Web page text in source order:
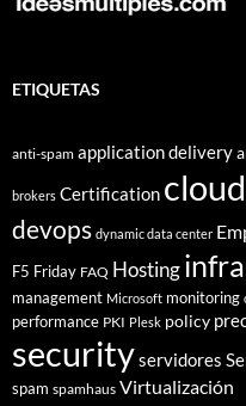
ETIQUETAS
anti-spam application delivery
brokers Certification cloud
devops dynamic data center
F5 Friday FAQ Hosting
management Microsoft monitoring
performance PKI Plesk policy
securityservidores
spam spamhaus Virtualización